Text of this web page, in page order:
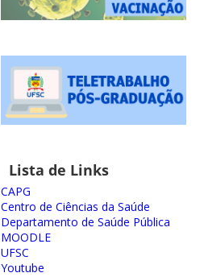
Lista de Links
CAPG
Centro de Ciências da Saúde
Departamento de Saúde Pública
MOODLE
UFSC
Youtube